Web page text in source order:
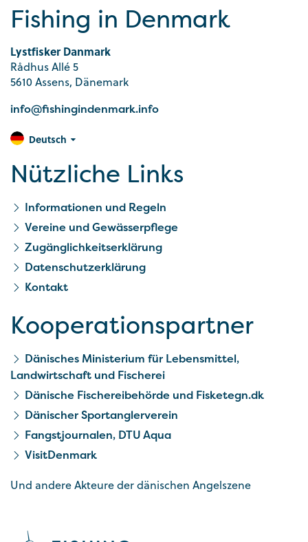
Fishing in Denmark
Lystfisker Danmark
Rådhus Allé 5
5610 Assens, Dänemark
info@fishingindenmark.info
Deutsch
Nützliche Links
Informationen und Regeln
Vereine und Gewässerpflege
Zugänglichkeitserklärung
Datenschutzerklärung
Kontakt
Kooperationspartner
Dänisches Ministerium für Lebensmittel,
Landwirtschaft und Fischerei
Dänische Fischereibehörde und Fisketegn.dk
Dänischer Sportanglerverein
Fangstjournalen, DTU Aqua
VisitDenmark
Und andere Akteure der dänischen Angelszene